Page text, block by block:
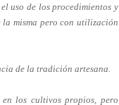
uso de los procedimientos y
la misma pero con utilización
de la tradición artesana.
en los cultivos propios, pero